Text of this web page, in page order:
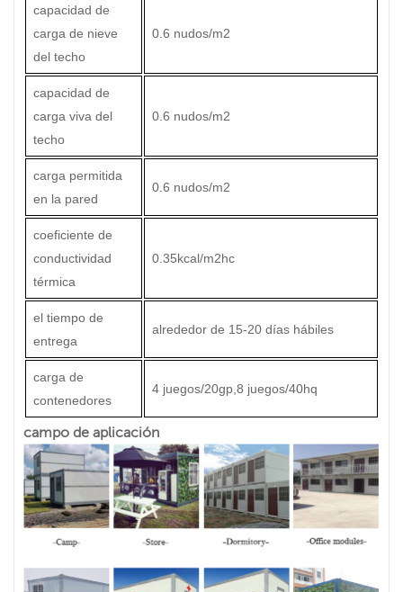
capacidad de
carga de nieve
del techo
0.6 nudos/m2
capacidad de
carga viva del
techo
0.6 nudos/m2
carga permitida
en la pared
0.6 nudos/m2
coeficiente de
conductividad
térmica
0.35kcal/m2hc
el tiempo de
entrega
alrededor de 15-20 días hábiles
carga de
contenedores
4 juegos/20gp,8 juegos/40hq
campo de aplicación